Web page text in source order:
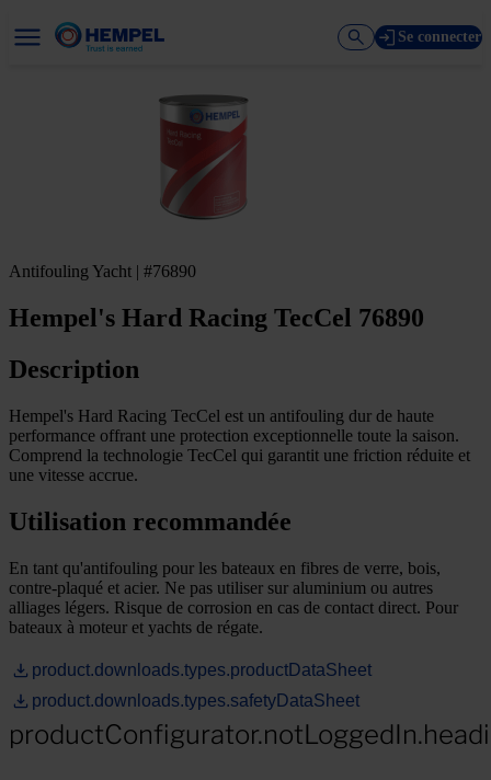
Se connecter
Antifouling Yacht | #76890
Hempel's Hard Racing TecCel 76890
Description
Hempel's Hard Racing TecCel est un antifouling dur de haute
performance offrant une protection exceptionnelle toute la saison.
Comprend la technologie TecCel qui garantit une friction réduite et
une vitesse accrue.
Utilisation recommandée
En tant qu'antifouling pour les bateaux en fibres de verre, bois,
contre-plaqué et acier. Ne pas utiliser sur aluminium ou autres
alliages légers. Risque de corrosion en cas de contact direct. Pour
bateaux à moteur et yachts de régate.
product.downloads.types.productDataSheet
product.downloads.types.safetyDataSheet